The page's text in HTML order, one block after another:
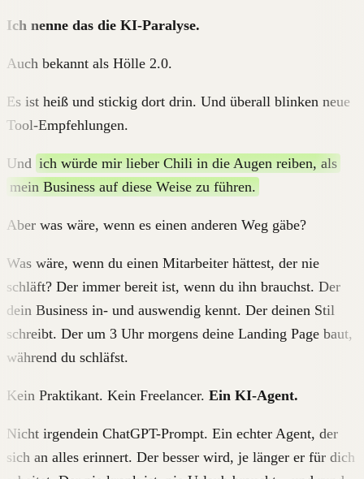
Ich nenne das die KI-Paralyse.
Auch bekannt als Hölle 2.0.
Es ist heiß und stickig dort drin. Und überall blinken neue
Tool-Empfehlungen.
Und ich würde mir lieber Chili in die Augen reiben, als
mein Business auf diese Weise zu führen.
Aber was wäre, wenn es einen anderen Weg gäbe?
Was wäre, wenn du einen Mitarbeiter hättest, der nie
schläft? Der immer bereit ist, wenn du ihn brauchst. Der
dein Business in- und auswendig kennt. Der deinen Stil
schreibt. Der um 3 Uhr morgens deine Landing Page baut,
während du schläfst.
Kein Praktikant. Kein Freelancer. Ein KI-Agent.
Nicht irgendein ChatGPT-Prompt. Ein echter Agent, der
sich an alles erinnert. Der besser wird, je länger er für dich